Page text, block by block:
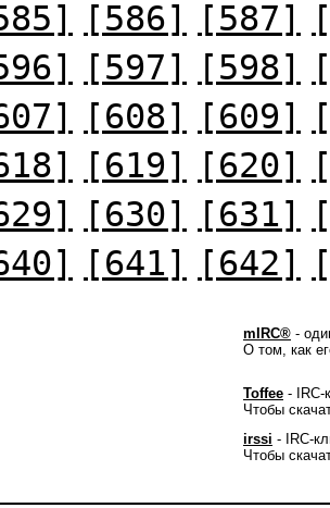
[586] [587]
[597] [598]
[608] [609]
[619] [620]
[630] [631]
[641] [642]
mIRC® -
О том, как
Toffee - IRC-
Чтобы
irssi - IRC-
Чтобы